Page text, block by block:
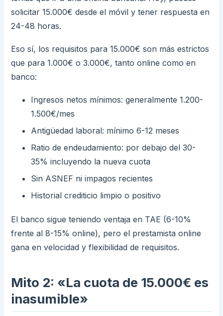
solicitar 15.000€ desde el móvil y tener respuesta en
24-48 horas.
Eso sí, los requisitos para 15.000€ son más estrictos
que para 1.000€ o 3.000€, tanto online como en
banco:
Ingresos netos mínimos: generalmente 1.200-
1.500€/mes
Antigüedad laboral: mínimo 6-12 meses
Ratio de endeudamiento: por debajo del 30-
35% incluyendo la nueva cuota
Sin ASNEF ni impagos recientes
Historial crediticio limpio o positivo
El banco sigue teniendo ventaja en TAE (6-10%
frente al 8-15% online), pero el prestamista online
gana en velocidad y flexibilidad de requisitos.
Mito 2: «La cuota de 15.000€ es
inasumible»